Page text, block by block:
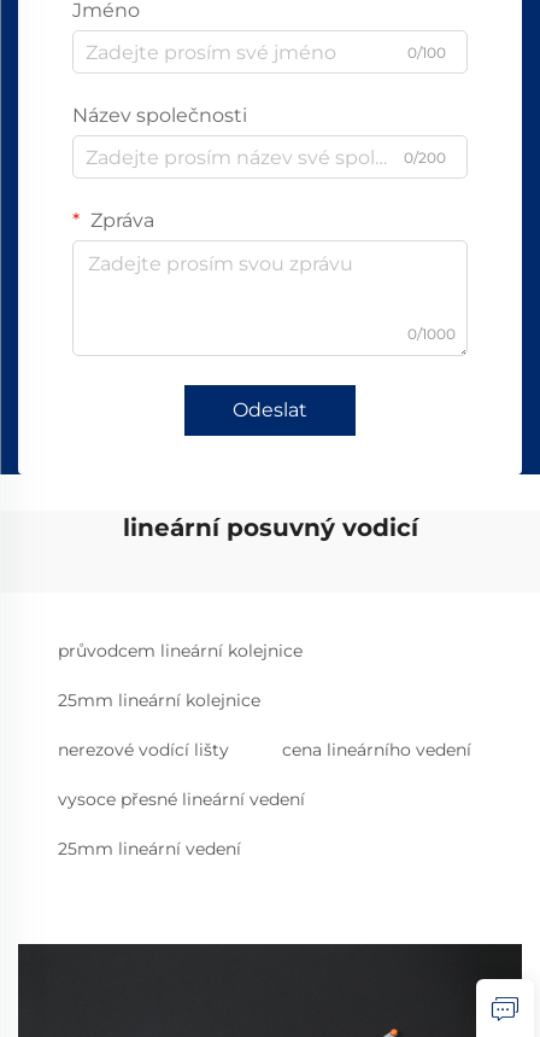
Jméno
0/100
Název společnosti
0/200
Zpráva
0/1000
Odeslat
lineární posuvný vodicí
průvodcem lineární kolejnice
25mm lineární kolejnice
nerezové vodící lišty cena lineárního vedení
vysoce přesné lineární vedení
25mm lineární vedení